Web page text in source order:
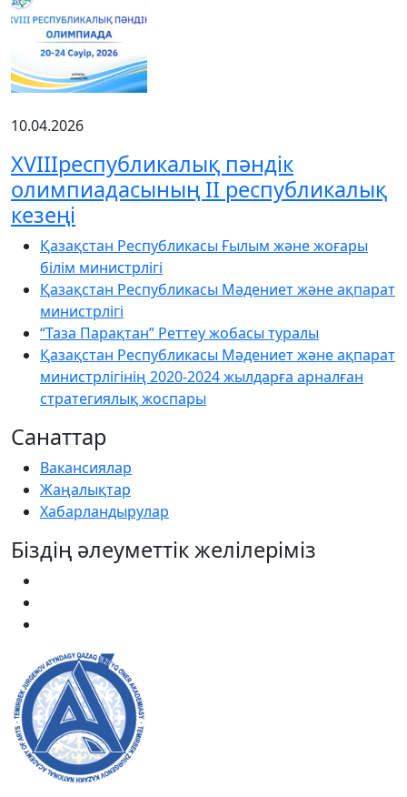
10.04.2026
XVIIIреспубликалық пәндік
олимпиадасының ІІ республикалық
кезеңі
Қазақстан Республикасы Ғылым және жоғары
білім министрлігі
Қазақстан Республикасы Мәдениет және ақпарат
министрлігі
“Таза Парақтан” Реттеу жобасы туралы
Қазақстан Республикасы Мәдениет және ақпарат
министрлігінің 2020-2024 жылдарға арналған
стратегиялық жоспары
Санаттар
Вакансиялар
Жаңалықтар
Хабарландырулар
Біздің әлеуметтік желілеріміз